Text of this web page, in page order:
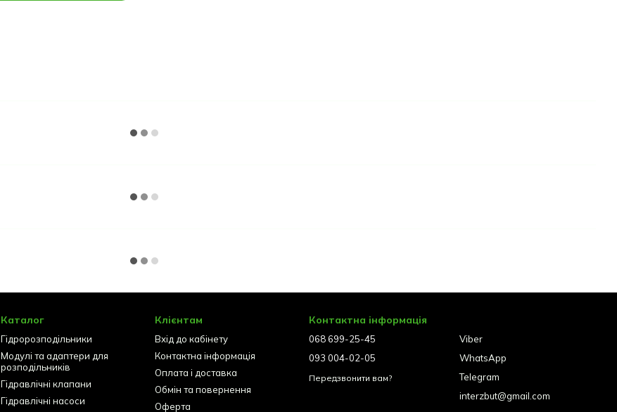
Каталог
Гідророзподільники
Модулі та адаптери для
розподільників
Гідравлічні клапани
Гідравлічні насоси
Клієнтам
Вхід до кабінету
Контактна інформація
Оплата і доставка
Обмін та повернення
Оферта
Контактна інформація
068 699-25-45
093 004-02-05
Передзвонити вам?
Viber
WhatsApp
Telegram
interzbut@gmail.com